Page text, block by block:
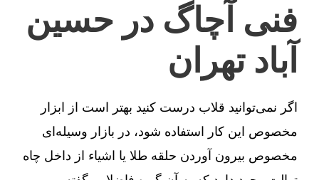
فنی آچاگ در حسین
آباد تهران
اگر نمی‌توانید قلاب درست کنید بهتر است از ابزار
مخصوص این کار استفاده شود، در بازار وسیله‌ای
مخصوص بیرون آوردن حلقه طلا یا اشیاء از داخل چاه